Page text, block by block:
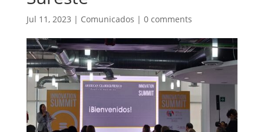
Jul 11, 2023 | Comunicados | 0 comments